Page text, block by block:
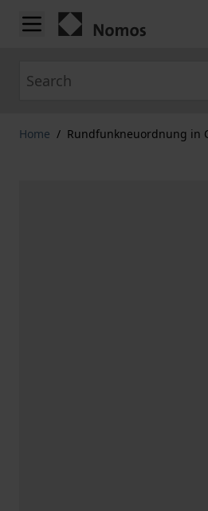
Skip to Content
Home / Rundfunkneuordnung in